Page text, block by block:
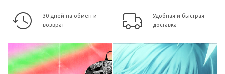
30 дней на обмен и
возврат
Удобная и быстрая
доставка